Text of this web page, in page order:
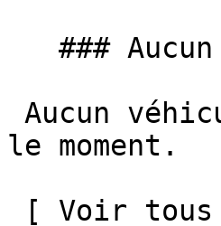
le moment.